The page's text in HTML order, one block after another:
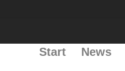
Start News